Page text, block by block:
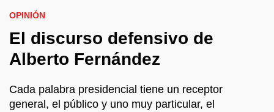
OPINIÓN
El discurso defensivo de
Alberto Fernández
Cada palabra presidencial tiene un receptor
general, el público y uno muy particular, el